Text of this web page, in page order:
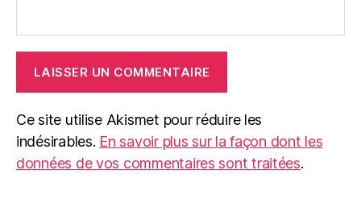
Ce site utilise Akismet pour réduire les
indésirables. En savoir plus sur la façon dont les
données de vos commentaires sont traitées.